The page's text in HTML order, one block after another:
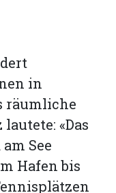
in
räumliche
«Das
See
Hafen bis